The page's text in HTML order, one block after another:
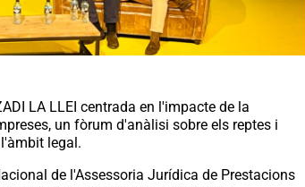
LA LLEI centrada en l'impacte de la
un fòrum d'anàlisi sobre els reptes i
legal.
de l'Assessoria Jurídica de Prestacions